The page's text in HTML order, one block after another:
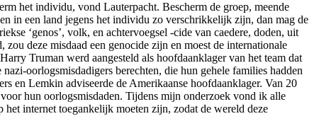
het individu, vond Lauterpacht. Bescherm de groep, meende
in een land jegens het individu zo verschrikkelijk zijn, dan mag de
‘genos’, volk, en achtervoegsel -cide van caedere, doden, uit
deze misdaad een genocide zijn en moest de internationale
Truman werd aangesteld als hoofdaanklager van het team dat
oorlogsmisdadigers berechten, die hun gehele families hadden
en Lemkin adviseerde de Amerikaanse hoofdaanklager. Van 20
hun oorlogsmisdaden. Tijdens mijn onderzoek vond ik alle
internet toegankelijk moeten zijn, zodat de wereld deze